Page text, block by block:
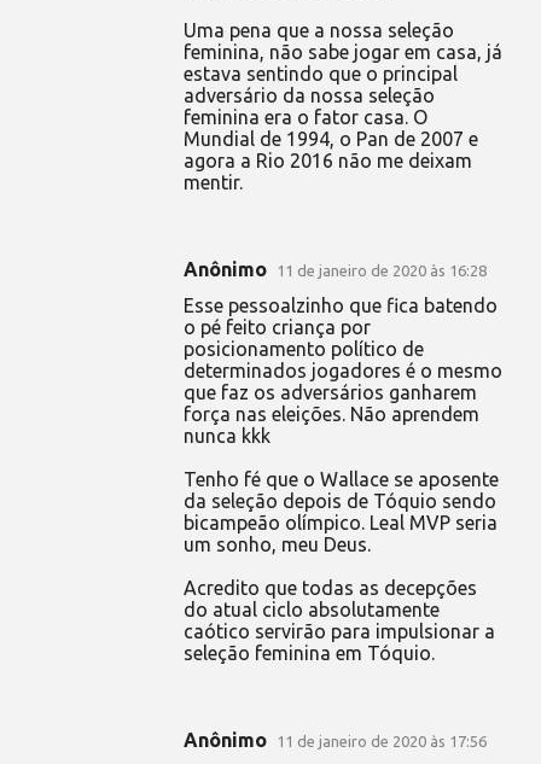
Uma pena que a nossa seleção
feminina, não sabe jogar em casa, já
estava sentindo que o principal
adversário da nossa seleção
feminina era o fator casa. O
Mundial de 1994, o Pan de 2007 e
agora a Rio 2016 não me deixam
mentir.
Anônimo 11 de janeiro de 2020 às 16:28
Esse pessoalzinho que fica batendo
o pé feito criança por
posicionamento político de
determinados jogadores é o mesmo
que faz os adversários ganharem
força nas eleições. Não aprendem
nunca kkk
Tenho fé que o Wallace se aposente
da seleção depois de Tóquio sendo
bicampeão olímpico. Leal MVP seria
um sonho, meu Deus.
Acredito que todas as decepções
do atual ciclo absolutamente
caótico servirão para impulsionar a
seleção feminina em Tóquio.
Anônimo 11 de janeiro de 2020 às 17:56